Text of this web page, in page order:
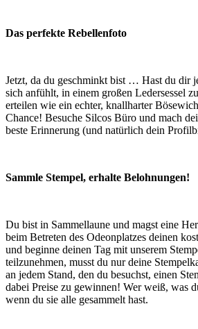
Das perfekte Rebellenfoto
Jetzt, da du geschminkt bist … Hast du dir
sich anfühlt, in einem großen Ledersessel
erteilen wie ein echter, knallharter
Chance! Besuche Silcos Büro und mach
beste Erinnerung (und natürlich dein
Sammle Stempel, erhalte Belohnungen!
Du bist in Sammellaune und magst eine
beim Betreten des Odeonplatzes deinen
und beginne deinen Tag mit unserem
teilzunehmen, musst du nur deine
an jedem Stand, den du besuchst, einen
dabei Preise zu gewinnen! Wer weiß, was
wenn du sie alle gesammelt hast.